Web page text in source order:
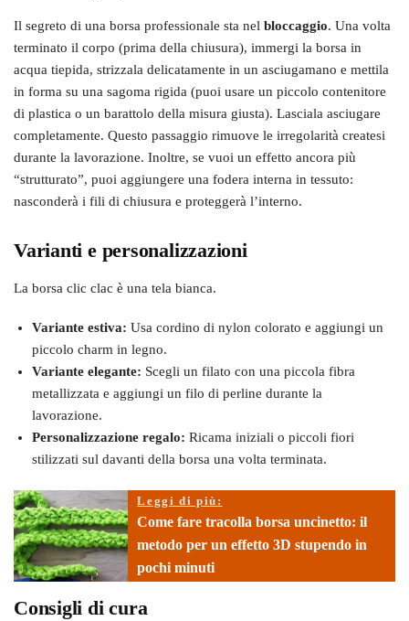
Il segreto di una borsa professionale sta nel bloccaggio. Una volta
terminato il corpo (prima della chiusura), immergi la borsa in
acqua tiepida, strizzala delicatamente in un asciugamano e mettila
in forma su una sagoma rigida (puoi usare un piccolo contenitore
di plastica o un barattolo della misura giusta). Lasciala asciugare
completamente. Questo passaggio rimuove le irregolarità createsi
durante la lavorazione. Inoltre, se vuoi un effetto ancora più
“strutturato”, puoi aggiungere una fodera interna in tessuto:
nasconderà i fili di chiusura e proteggerà l’interno.
Varianti e personalizzazioni
La borsa clic clac è una tela bianca.
Variante estiva: Usa cordino di nylon colorato e aggiungi un
piccolo charm in legno.
Variante elegante: Scegli un filato con una piccola fibra
metallizzata e aggiungi un filo di perline durante la
lavorazione.
Personalizzazione regalo: Ricama iniziali o piccoli fiori
stilizzati sul davanti della borsa una volta terminata.
Leggi di più:
Come fare tracolla borsa uncinetto: il
metodo per un effetto 3D stupendo in
pochi minuti
Consigli di cura